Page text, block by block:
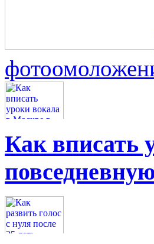
Как вписать